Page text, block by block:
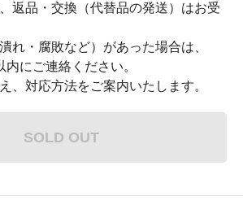
返品・交換（代替品の発送）はお受
れ・腐敗など）があった場合は、
にご連絡ください。
、対応方法をご案内いたします。
SOLD OUT